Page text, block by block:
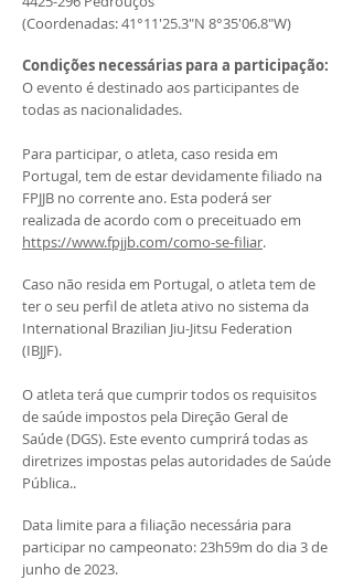
(Coordenadas: 41°11'25.3"N 8°35'06.8"W)
Condições necessárias para a participação:
O evento é destinado aos participantes de
todas as nacionalidades.
​Para participar, o atleta, caso resida em
Portugal, tem de estar devidamente filiado na
FPJJB no corrente ano. Esta poderá ser
realizada de acordo com o preceituado em
https://www.fpjjb.com/como-se-filiar.
Caso não resida em Portugal, o atleta tem de
ter o seu perfil de atleta ativo no sistema da
International Brazilian Jiu-Jitsu Federation
(IBJJF).
O atleta terá que cumprir todos os requisitos
de saúde impostos pela Direção Geral de
Saúde (DGS). Este evento cumprirá todas as
diretrizes impostas pelas autoridades de Saúde
Pública..
Data limite para a filiação necessária para
participar no campeonato: 23h59m do dia 3 de
junho de 2023.